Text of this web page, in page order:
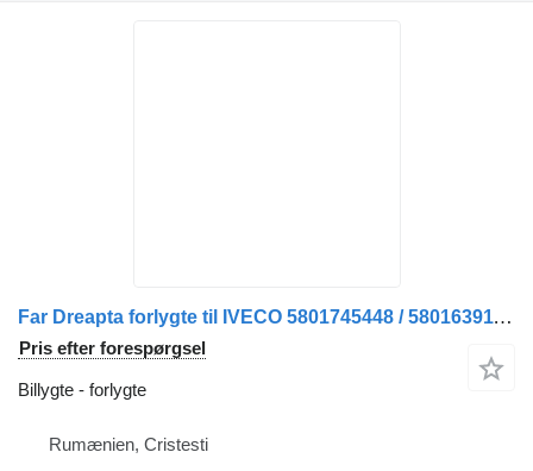
Far Dreapta forlygte til IVECO 5801745448 / 5801639114 lastbil
Pris efter forespørgsel
Billygte - forlygte
Rumænien, Cristesti